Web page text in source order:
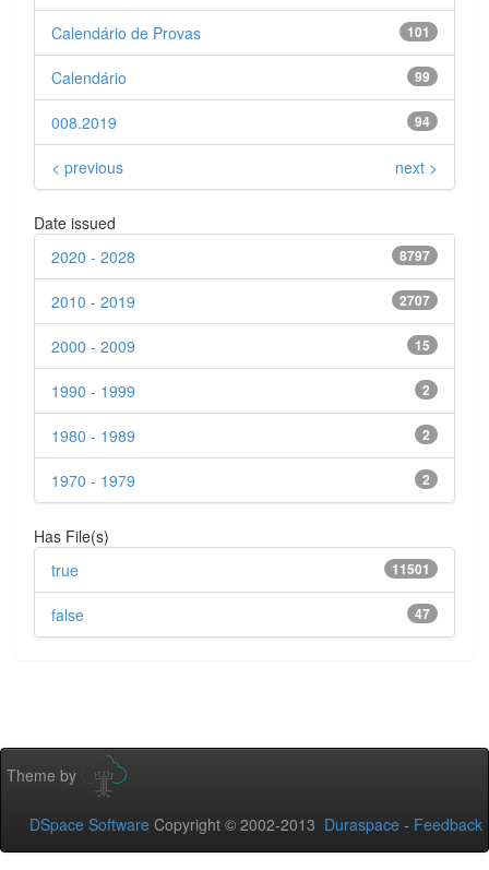
101
Calendário de Provas
99
Calendário
94
008.2019
< previous next >
Date issued
8797
2020 - 2028
2707
2010 - 2019
15
2000 - 2009
2
1990 - 1999
2
1980 - 1989
2
1970 - 1979
Has File(s)
11501
true
47
false
Theme by
DSpace Software Copyright © 2002-2013 Duraspace - Feedback